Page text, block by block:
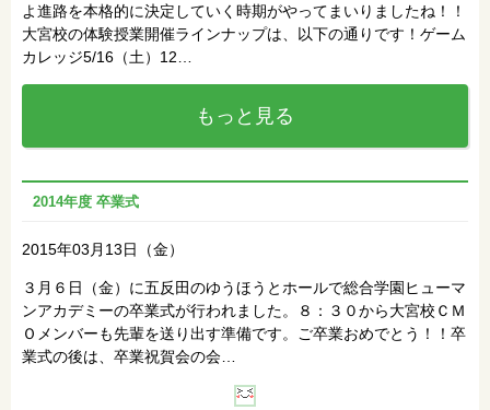
よ進路を本格的に決定していく時期がやってまいりましたね！！
大宮校の体験授業開催ラインナップは、以下の通りです！ゲーム
カレッジ5/16（土）12…
もっと見る
2014年度 卒業式
2015年03月13日（金）
３月６日（金）に五反田のゆうほうとホールで総合学園ヒューマ
ンアカデミーの卒業式が行われました。８：３０から大宮校ＣＭ
Ｏメンバーも先輩を送り出す準備です。ご卒業おめでとう！！卒
業式の後は、卒業祝賀会の会…